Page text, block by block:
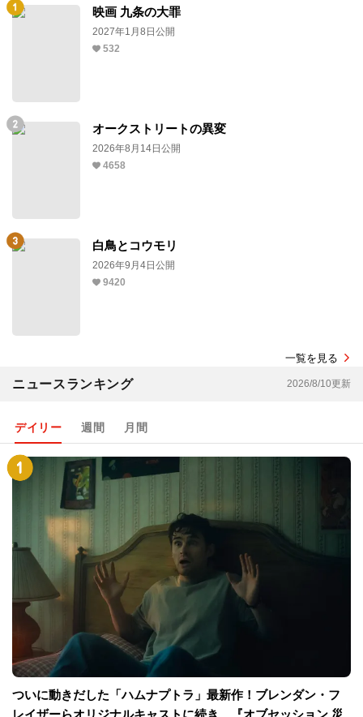
映画 九条の大罪
2027年1月8日公開
532
オークストリートの異変
2026年8月14日公開
4658
白鳥とコウモリ
2026年9月4日公開
9420
一覧を見る
ニュースランキング 2026/8/10更新
デイリー 週間 月間
ついに動きだした「ハムナプトラ」最新作！ブレンダン・フ